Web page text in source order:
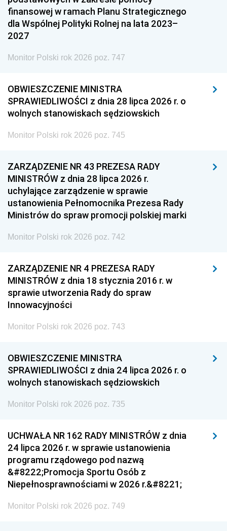
finansowej w ramach Planu Strategicznego
dla Wspólnej Polityki Rolnej na lata 2023–
2027
Monitor Polski rok 2026 poz. 747
OBWIESZCZENIE MINISTRA
SPRAWIEDLIWOŚCI z dnia 28 lipca 2026 r. o
wolnych stanowiskach sędziowskich
Monitor Polski rok 2026 poz. 745
ZARZĄDZENIE NR 43 PREZESA RADY
MINISTRÓW z dnia 28 lipca 2026 r.
uchylające zarządzenie w sprawie
ustanowienia Pełnomocnika Prezesa Rady
Ministrów do spraw promocji polskiej marki
Monitor Polski rok 2026 poz. 742
ZARZĄDZENIE NR 4 PREZESA RADY
MINISTRÓW z dnia 18 stycznia 2016 r. w
sprawie utworzenia Rady do spraw
Innowacyjności
Monitor Polski rok 2026 poz. 743
OBWIESZCZENIE MINISTRA
SPRAWIEDLIWOŚCI z dnia 24 lipca 2026 r. o
wolnych stanowiskach sędziowskich
Monitor Polski rok 2026 poz. 735
UCHWAŁA NR 162 RADY MINISTRÓW z dnia
24 lipca 2026 r. w sprawie ustanowienia
programu rządowego pod nazwą
&#8222;Promocja Sportu Osób z
Niepełnosprawnościami w 2026 r.&#8221;
Monitor Polski rok 2026 poz. 749